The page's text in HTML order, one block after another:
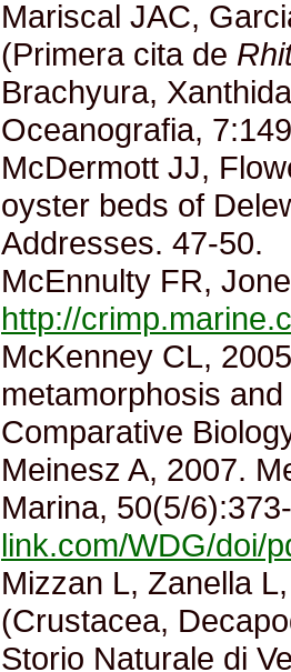
Mariscal JAC,
(Primera cita de
Brachyura,
Oceanografia,
McDermott JJ,
oyster beds of
Addresses. 47-50.
McEnnulty FR,
http://
McKenney CL,
metamorphosis
Comparative
Meinesz A, 2007.
Marina, 50(5/
link.com/WDG/doi/
Mizzan L, Zanella
(Crustacea,
Storio Naturale di